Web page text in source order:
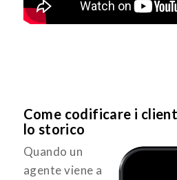
Come codificare i
lo storico
Quando un
agente viene a